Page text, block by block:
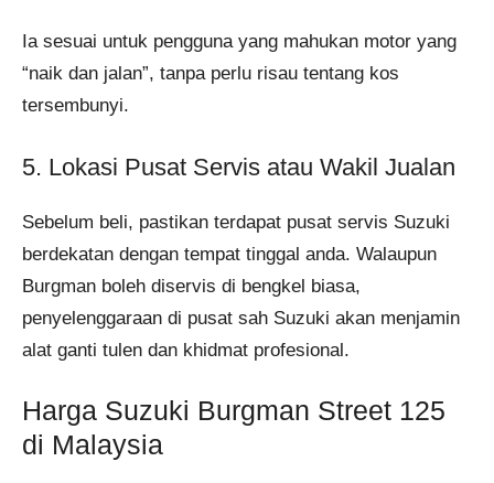
Ia sesuai untuk pengguna yang mahukan motor yang
“naik dan jalan”, tanpa perlu risau tentang kos
tersembunyi.
5. Lokasi Pusat Servis atau Wakil Jualan
Sebelum beli, pastikan terdapat pusat servis Suzuki
berdekatan dengan tempat tinggal anda. Walaupun
Burgman boleh diservis di bengkel biasa,
penyelenggaraan di pusat sah Suzuki akan menjamin
alat ganti tulen dan khidmat profesional.
Harga Suzuki Burgman Street 125
di Malaysia